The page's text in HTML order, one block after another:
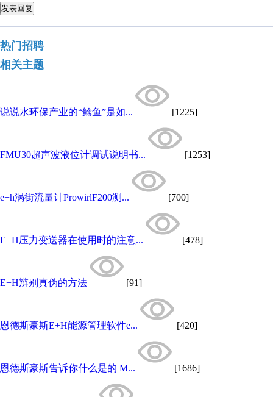
发表回复
热门招聘
相关主题
说说水环保产业的“鲶鱼”是如... [1225]
FMU30超声波液位计调试说明书... [1253]
e+h涡街流量计ProwirlF200测... [700]
E+H压力变送器在使用时的注意... [478]
E+H辨别真伪的方法 [91]
恩德斯豪斯E+H能源管理软件e... [420]
恩德斯豪斯告诉你什么是的 M... [1686]